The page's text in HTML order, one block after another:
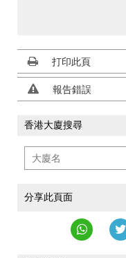
打印此頁
報告錯誤
香港大廈搜尋
分享此頁面